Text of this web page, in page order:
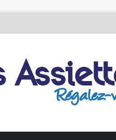
du 19 au 24 octobre 2026